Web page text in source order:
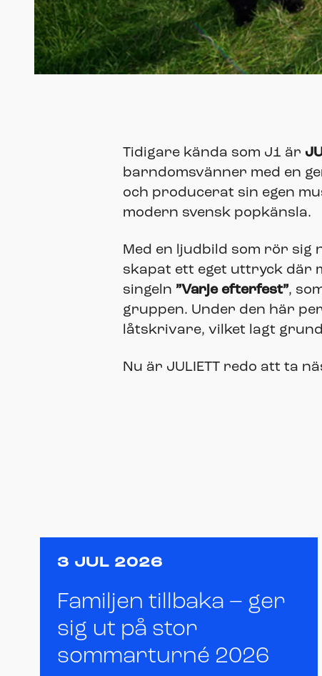
Tidigare kända som J1 är
barndomsvänner med en
och producerat sin egen
modern svensk popkänsla.
Med en ljudbild som rör sig
skapat ett eget uttryck där
singeln ”Varje efterfest”,
gruppen. Under den här
låtskrivare, vilket lagt
Nu är JULIETT redo att ta
3 JUL 2026
Familjen tillbaka – ger
sig ut på stor
sommarturné 2026